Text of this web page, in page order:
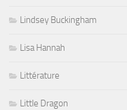
Lindsey Buckingham
Lisa Hannah
Littérature
Little Dragon